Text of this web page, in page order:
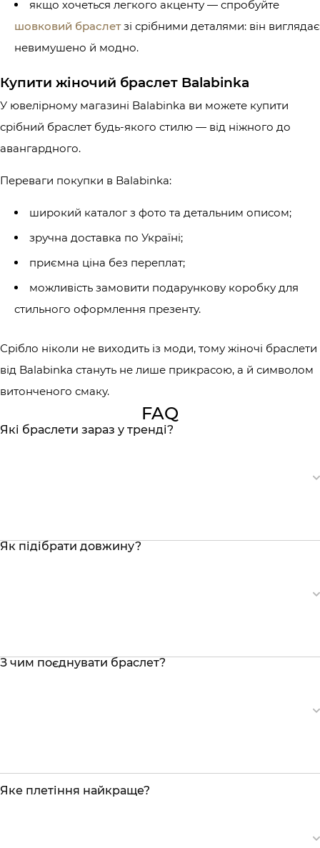
якщо хочеться легкого акценту — спробуйте
шовковий браслетзі срібними деталями: він виглядає
невимушено й модно.
Купити жіночий браслет Balabinka
У ювелірному магазині Balabinka ви можете купити
срібний браслет будь-якого стилю — від ніжного до
авангардного.
Переваги покупки в Balabinka:
широкий каталог з фото та детальним описом;
зручна доставка по Україні;
приємна ціна без переплат;
можливість замовити подарункову коробку для
стильного оформлення презенту.
Срібло ніколи не виходить із моди, тому жіночі браслети
від Balabinka стануть не лише прикрасою, а й символом
витонченого смаку.
FAQ
Які браслети зараз у тренді?
Як підібрати довжину?
З чим поєднувати браслет?
Яке плетіння найкраще?